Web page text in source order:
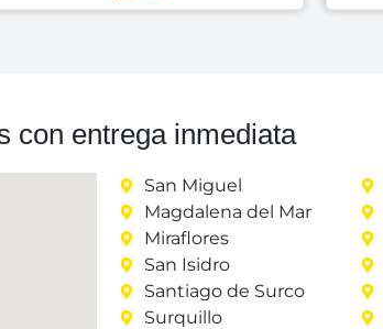
con entrega inmediata
San Miguel
Magdalena del Mar
Miraflores
San Isidro
Santiago de Surco
Surquillo